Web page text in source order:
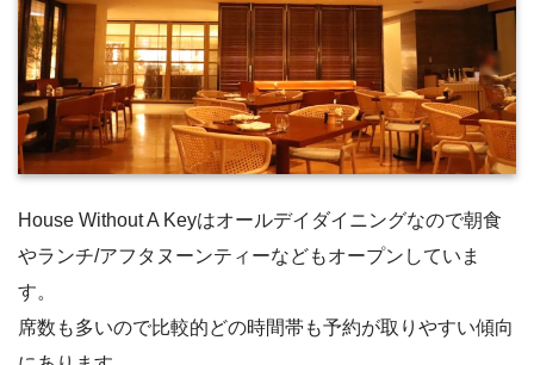
House Without A Keyはオールデイダイニングなので朝食
やランチ/アフタヌーンティーなどもオープンしていま
す。
席数も多いので比較的どの時間帯も予約が取りやすい傾向